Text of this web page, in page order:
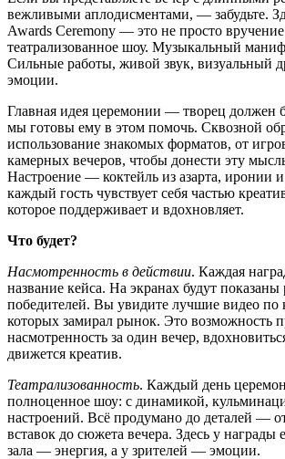
вежливыми аплодисментами, — забудьте.
Awards Ceremony — это не просто вручение
театрализованное шоу. Музыкальный
Сильные работы, живой звук, визуальный
эмоции.
Главная идея церемонии — творец должен
мы готовы ему в этом помочь. Сквозной
использование знакомых форматов, от
камерных вечеров, чтобы донести эту
Настроение — коктейль из азарта, иронии
каждый гость чувствует себя частью
которое поддерживает и вдохновляет.
Что будет?
Насмотренность в действии. Каждая
название кейса. На экранах будут
победителей. Вы увидите лучшие видео по
которых замирал рынок. Это возможность
насмотренность за один вечер,
движется креатив.
Театрализованность. Каждый день
полноценное шоу: с динамикой,
настроений. Всё продумано до деталей —
вставок до сюжета вечера. Здесь у награды
зала — энергия, а у зрителей — эмоции.